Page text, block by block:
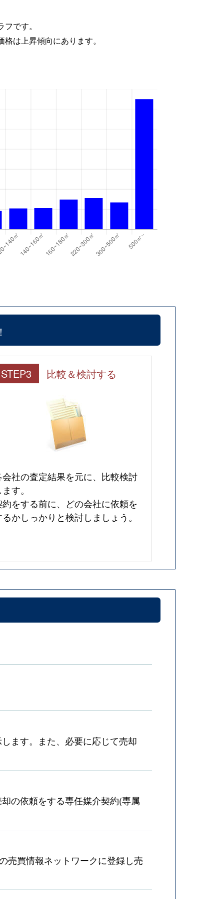
です。
は上昇傾向にあります。
STEP3 比較＆検討する
会社の査定結果を元に、比較検討
す。
約をする前に、どの会社に依頼を
かしっかりと検討しましょう。
ます。また、必要に応じて売却
の依頼をする専任媒介契約(専属
売買情報ネットワークに登録し売